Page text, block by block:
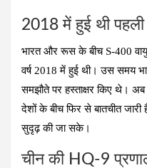
2018 में हुई थी पहली
भारत और रूस के बीच S-400 वायु
वर्ष 2018 में हुई थी। उस समय
समझौते पर हस्ताक्षर किए थे। अब
देशों के बीच फिर से बातचीत जारी
सुदृढ़ की जा सके।
चीन की HQ-9